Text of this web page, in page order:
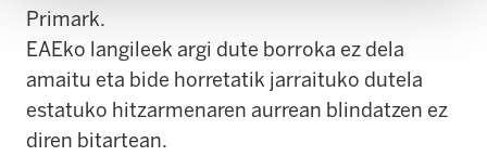
Primark.
EAEko langileek argi dute borroka ez dela
amaitu eta bide horretatik jarraituko dutela
estatuko hitzarmenaren aurrean blindatzen ez
diren bitartean.